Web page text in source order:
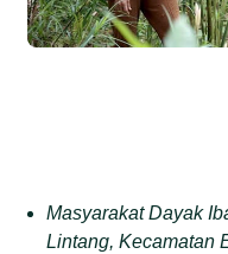
Masyarakat Dayak
Lintang, Kecamatan